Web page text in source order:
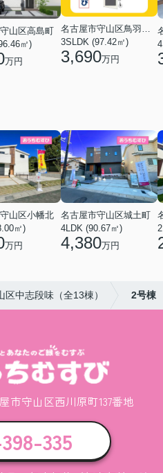
山区高島町
㎡)
万円
名古屋市守山区鳥羽見２丁目
3SLDK (97.42㎡)
3,690万円
山区小幡北
㎡)
万円
名古屋市守山区城土町
4LDK (90.67㎡)
4,380万円
区中志段味（全13棟） 2号棟
市守山区西川原町137番地
335